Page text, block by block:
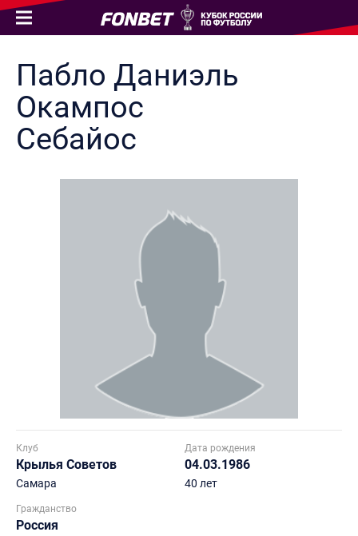
Пабло Даниэль
Окампос
Себайос
Клуб
Крылья Советов
Самара
Дата рождения
04.03.1986
40 лет
Гражданство
Россия